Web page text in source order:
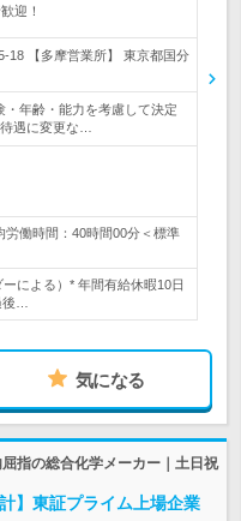
迎！
18 【多摩営業所】 東京都国分
年齢・能力を考慮して決定
遇に変更な…
働時間：40時間00分＜標準
による）* 年間有給休暇10日
…
気になる
指の総合化学メーカー｜土日祝
】東証プライム上場企業